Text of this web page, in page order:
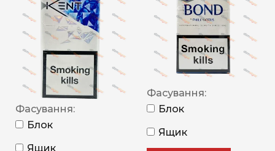
Фасування:
Блок
Ящик
Фасування:
Блок
Ящик